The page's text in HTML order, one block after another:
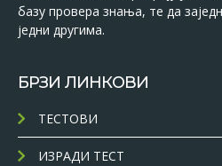
базу провера знања, те да
једни другима.
БРЗИ ЛИНКОВИ
ТЕСТОВИ
ИЗРАДИ ТЕСТ